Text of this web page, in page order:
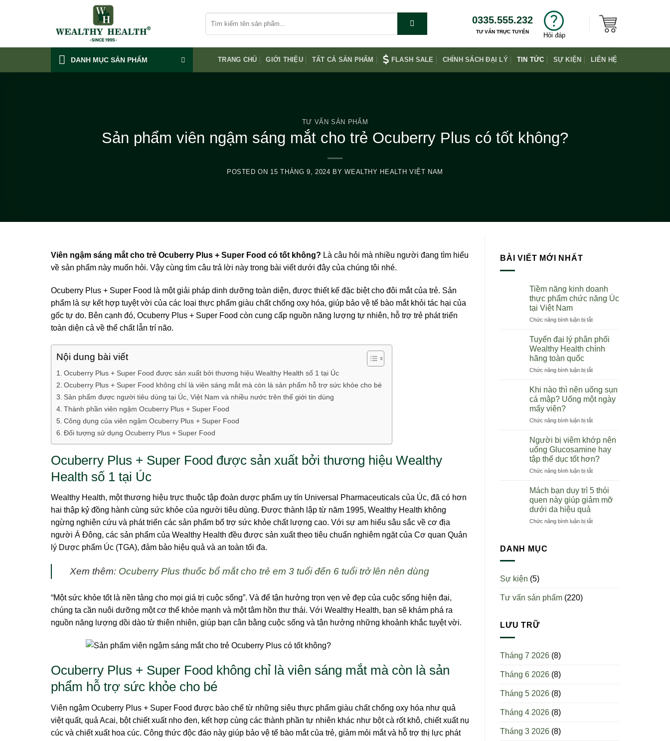
kiếm:
0335.555.232
TƯ VẤN TRỰC TUYẾN Hỏi đáp
DANH MỤC SẢN PHẨM TRANG CHỦ GIỚI THIỆU TẤT CẢ SẢN PHẨM FLASH SALE CHÍNH SÁCH ĐẠI LÝ TIN TỨC SỰ KIỆN LIÊN HỆ
TƯ VẤN SẢN PHẨM
Sản phẩm viên ngậm sáng mắt cho trẻ Ocuberry Plus có tốt không?
POSTED ON 15 THÁNG 9, 2024 BYWEALTHY HEALTH VIỆT NAM
Viên ngậm sáng mắt cho trẻ Ocuberry Plus + Super Food có tốt không? Là câu hỏi mà nhiều người đang tìm hiểu
về sản phẩm này muốn hỏi. Vậy cùng tìm câu trả lời này trong bài viết dưới đây của chúng tôi nhé.
Ocuberry Plus + Super Food là một giải pháp dinh dưỡng toàn diện, được thiết kế đặc biệt cho đôi mắt của trẻ. Sản
phẩm là sự kết hợp tuyệt vời của các loại thực phẩm giàu chất chống oxy hóa, giúp bảo vệ tế bào mắt khỏi tác hại của
gốc tự do. Bên cạnh đó, Ocuberry Plus + Super Food còn cung cấp nguồn năng lượng tự nhiên, hỗ trợ trẻ phát triển
toàn diện cả về thể chất lẫn trí não.
Nội dung bài viết
Ocuberry Plus + Super Food được sản xuất bởi thương hiệu Wealthy Health số 1 tại Úc
Ocuberry Plus + Super Food không chỉ là viên sáng mắt mà còn là sản phẩm hỗ trợ sức khỏe cho bé
Sản phẩm được người tiêu dùng tại Úc, Việt Nam và nhiều nước trên thế giới tin dùng
Thành phần viên ngậm Ocuberry Plus + Super Food
Công dụng của viên ngậm Ocuberry Plus + Super Food
Đối tượng sử dụng Ocuberry Plus + Super Food
Ocuberry Plus + Super Food được sản xuất bởi thương hiệu Wealthy
Health số 1 tại Úc
Wealthy Health, một thương hiệu trực thuộc tập đoàn dược phẩm uy tín Universal Pharmaceuticals của Úc, đã có hơn
hai thập kỷ đồng hành cùng sức khỏe của người tiêu dùng. Được thành lập từ năm 1995, Wealthy Health không
ngừng nghiên cứu và phát triển các sản phẩm bổ trợ sức khỏe chất lượng cao. Với sự am hiểu sâu sắc về cơ địa
người Á Đông, các sản phẩm của Wealthy Health đều được sản xuất theo tiêu chuẩn nghiêm ngặt của Cơ quan Quản
lý Dược phẩm Úc (TGA), đảm bảo hiệu quả và an toàn tối đa.
Xem thêm: Ocuberry Plus thuốc bổ mắt cho trẻ em 3 tuổi đến 6 tuổi trở lên nên dùng
“Một sức khỏe tốt là nền tảng cho mọi giá trị cuộc sống”. Và để tận hưởng trọn vẹn vẻ đẹp của cuộc sống hiện đại,
chúng ta cần nuôi dưỡng một cơ thể khỏe mạnh và một tâm hồn thư thái. Với Wealthy Health, bạn sẽ khám phá ra
nguồn năng lượng dồi dào từ thiên nhiên, giúp bạn cân bằng cuộc sống và tận hưởng những khoảnh khắc tuyệt vời.
Ocuberry Plus + Super Food không chỉ là viên sáng mắt mà còn là sản
phẩm hỗ trợ sức khỏe cho bé
Viên ngậm Ocuberry Plus + Super Food được bào chế từ những siêu thực phẩm giàu chất chống oxy hóa như quả
việt quất, quả Acai, bột chiết xuất nho đen, kết hợp cùng các thành phần tự nhiên khác như bột cà rốt khô, chiết xuất nụ
cúc và chiết xuất hoa cúc. Công thức độc đáo này giúp bảo vệ tế bào mắt của trẻ, giảm mỏi mắt và hỗ trợ thị lực phát
BÀI VIẾT MỚI NHẤT
Tiềm năng kinh doanh
thực phẩm chức năng Úc
tại Việt Nam
Chức năng bình luận bị tắtở
năng
kinh
doanh
phẩm
năng
Úc
tại
Nam
Tuyển đại lý phân phối
Wealthy Health chính
hãng toàn quốc
Chức năng bình luận bị tắtở
đại
lý
phân
Wealthy
chính
hãng
toàn
quốc
Khi nào thì nên uống sụn
cá mập? Uống một ngày
mấy viên?
Chức năng bình luận bị tắtở
nào
thì
nên
uống
sụn
mập?
một
mấy
Người bị viêm khớp nên
uống Glucosamine hay
tập thể dục tốt hơn?
Chức năng bình luận bị tắtở
bị
khớp
uống
Mách bạn duy trì 5 thói
quen này giúp giảm mỡ
dưới da hiệu quả
Chức năng bình luận bị tắtở
DANH MỤC
Sự kiện (5)
Tư vấn sản phẩm (220)
LƯU TRỮ
Tháng 7 2026 (8)
Tháng 6 2026 (8)
Tháng 5 2026 (8)
Tháng 4 2026 (8)
Tháng 3 2026 (8)